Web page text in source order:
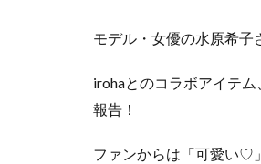
モデル・女優の水原希子
irohaとのコラボアイテ
報告！
ファンからは「可愛い♡